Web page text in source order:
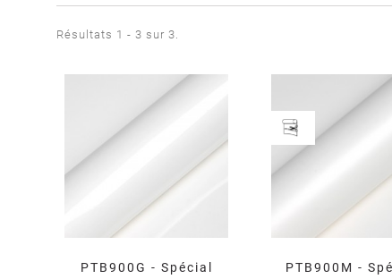
Résultats 1 - 3 sur 3.
PTB900G - Spécial
PTB900M -